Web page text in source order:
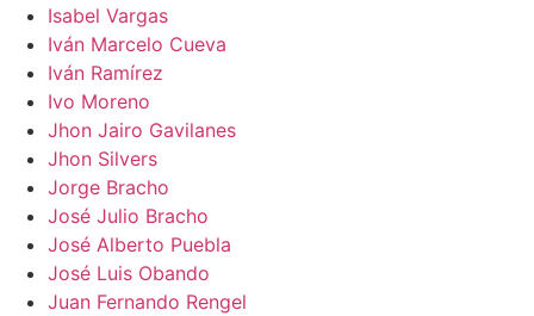
Isabel Vargas
Iván Marcelo Cueva
Iván Ramírez
Ivo Moreno
Jhon Jairo Gavilanes
Jhon Silvers
Jorge Bracho
José Julio Bracho
José Alberto Puebla
José Luis Obando
Juan Fernando Rengel